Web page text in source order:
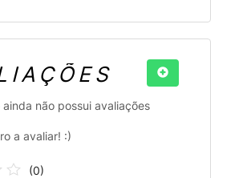
não possui avaliações
a avaliar! :)
(0)